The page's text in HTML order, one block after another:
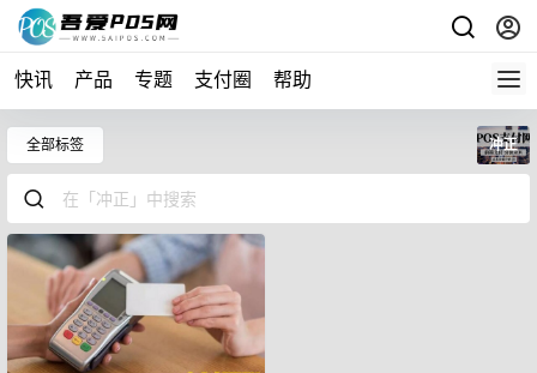
快讯 产品 专题 支付圈 帮助
全部标签 冲正